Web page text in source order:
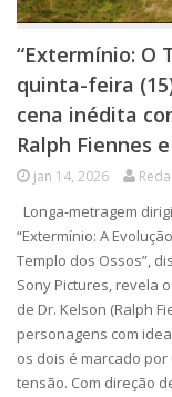
“Extermínio: O
quinta-feira
cena inédita
Ralph Fiennes
jan 14, 2026
Longa-metragem
“Extermínio: A
Templo dos Ossos”,
Sony Pictures, revela
de Dr. Kelson (Ralph
personagens com
os dois é marcado
tensão. Com direção